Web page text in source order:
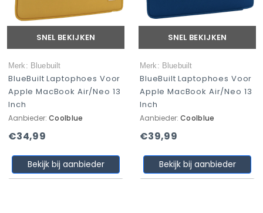
SNEL BEKIJKEN
Merk: Bluebuilt
BlueBuilt Laptophoes Voor
Apple MacBook Air/Neo 13
Inch
Aanbieder: Coolblue
€34,99
Bekijk bij aanbieder
SNEL BEKIJKEN
Merk: Bluebuilt
BlueBuilt Laptophoes Voor
Apple MacBook Air/Neo 13
Inch
Aanbieder: Coolblue
€39,99
Bekijk bij aanbieder